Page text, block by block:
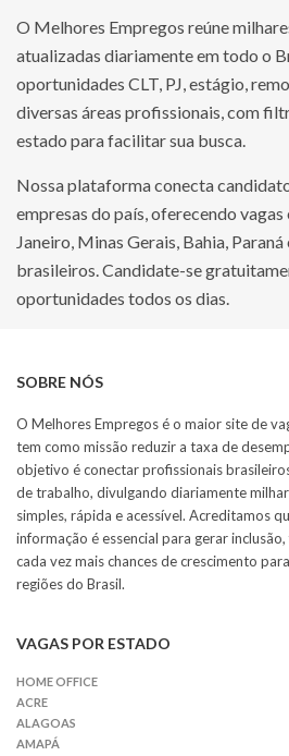
O Melhores Empregos reúne
atualizadas diariamente em todo o
oportunidades CLT, PJ, estágio,
diversas áreas profissionais, com
estado para facilitar sua busca.
Nossa plataforma conecta
empresas do país, oferecendo vagas
Janeiro, Minas Gerais, Bahia,
brasileiros. Candidate-se
oportunidades todos os dias.
SOBRE NÓS
O Melhores Empregos é o maior site de
tem como missão reduzir a taxa de
objetivo é conectar profissionais
de trabalho, divulgando diariamente
simples, rápida e acessível. Acreditamos
informação é essencial para gerar
cada vez mais chances de crescimento
regiões do Brasil.
VAGAS POR ESTADO
HOME OFFICE
ACRE
ALAGOAS
AMAPÁ